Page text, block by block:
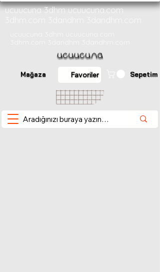
Mağaza Sepetim
Favoriler
ucuucuna 3dhm ucuucuna.com